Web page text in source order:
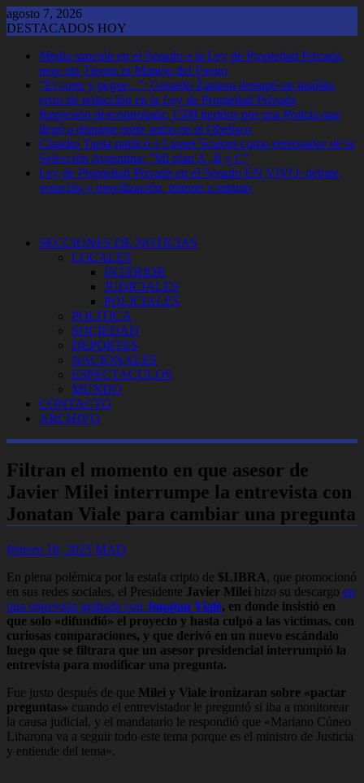
Saltar
al
agosto 7, 2026
DESTACADOS HOY
Media sanción en el Senado a la Ley de Propiedad Privada,
pero sin Tierras ni Manejo del Fuego
"El corte y pegue...": Gerardo Zamora destapó un insólito
error de redacción en la Ley de Propiedad Privada
Represión descontrolada: 1500 heridos por una Policía que
llegó a disparar entre autos en el Obelisco
Claudio Tapia ratificó a Lionel Scaloni como entrenador de la
Selección Argentina: "Mi plan A, B y C"
Ley de Propiedad Privada en el Senado EN VIVO: debate,
votación y movilización, minuto a minuto
SECCIONES DE NOTICIAS
LOCALES
INTERIOR
JUDICIALES
POLICIALES
POLITICA
SOCIEDAD
DEPORTES
NACIONALES
ESPECTACULOS
MUNDO
CONTACTO
ARCHIVO
Filtran el momento en que asesor de
Javier Milei interrumpe la entrevista con
Jonatan Viale para cambiar una pregunta
febrero 18, 2025 MAD
En plena polémica por la estafa cripto de $LIBRA, que promocionó
en sus redes sociales, el Presidente Javier Milei hizo su descargo en
una entrevista grabada con Jonatan Viale, en donde insistió en
que solo «difundió» el proyecto y hasta culpó a las víctimas, con
curiosas comparaciones, y que derivó en un nuevo escándalo
luego que se filtrara que un asesor presidencial interrumpió la
entrevista para modificar una pregunta.
Fue justo después de que Milei y Viale ironizaran sobre «pactar
preguntas» cuando el entrevistador le preguntó si iba a monitorear
la causa judicial, y el mandatario le respondió que «Mariano Cúneo
Libarona va a seguir todo este tema porque es el ministro de Justicia
y entiende del tema».